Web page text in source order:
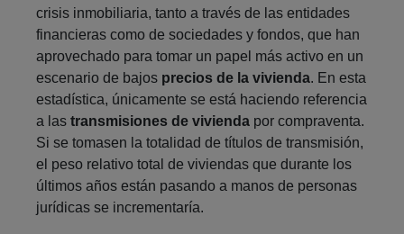
crisis inmobiliaria, tanto a través de las entidades
financieras como de sociedades y fondos, que han
aprovechado para tomar un papel más activo en un
escenario de bajos precios de la vivienda. En esta
estadística, únicamente se está haciendo referencia
a las transmisiones de vivienda por compraventa.
Si se tomasen la totalidad de títulos de transmisión,
el peso relativo total de viviendas que durante los
últimos años están pasando a manos de personas
jurídicas se incrementaría.